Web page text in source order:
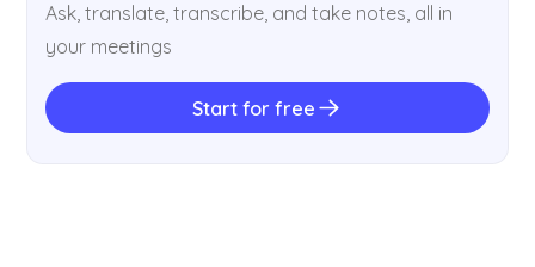
Ask, translate, transcribe, and take notes, all in
your meetings
Start for free